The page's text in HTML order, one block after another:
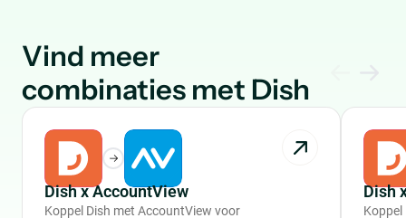
Vind meer
combinaties met Dish
Dish x AccountView
Koppel Dish met AccountView voor
Dish
Koppel